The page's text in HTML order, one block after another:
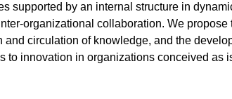
supported by an internal structure in
organizational collaboration. We
and circulation of knowledge, and the
to innovation in organizations conceived as